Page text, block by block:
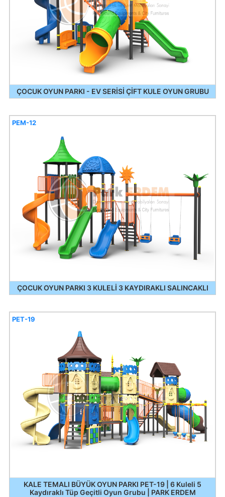
ÇOCUK OYUN PARKI - EV SERİSİ ÇİFT KULE OYUN GRUBU
ÇOCUK OYUN PARKI 3 KULELİ 3 KAYDIRAKLI SALINCAKLI
PEM-12
KALE TEMALI BÜYÜK OYUN PARKI PET-19 | 6 Kuleli 5
Kaydıraklı Tüp Geçitli Oyun Grubu | PARK ERDEM
PET-19